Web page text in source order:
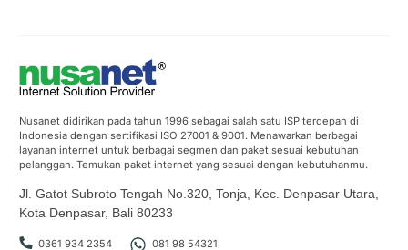
Nusanet didirikan pada tahun 1996 sebagai salah satu ISP terdepan di
Indonesia dengan sertifikasi ISO 27001 & 9001. Menawarkan berbagai
layanan internet untuk berbagai segmen dan paket sesuai kebutuhan
pelanggan. Temukan paket internet yang sesuai dengan kebutuhanmu.
Jl. Gatot Subroto Tengah No.320, Tonja, Kec. Denpasar Utara,
Kota Denpasar, Bali 80233
0361 934 2354 081 98 54321